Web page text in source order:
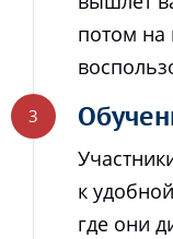
потом
к
где они